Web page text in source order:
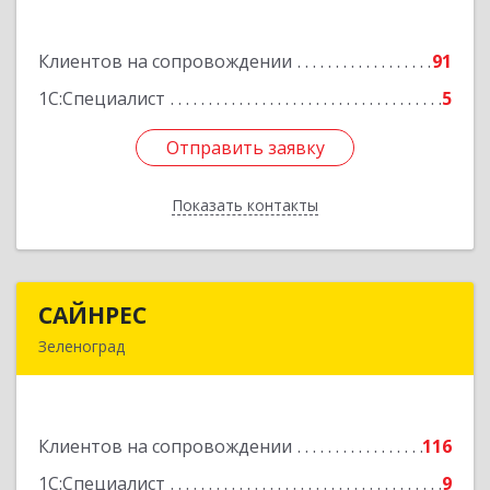
Клиентов на сопровождении
91
1С:Специалист
5
Отправить заявку
Показать контакты
Подробнее
Отправить заявку
Назад
САЙНРЕС
Зеленоград
Клиентов на сопровождении
116
1С:Специалист
9
Подробнее